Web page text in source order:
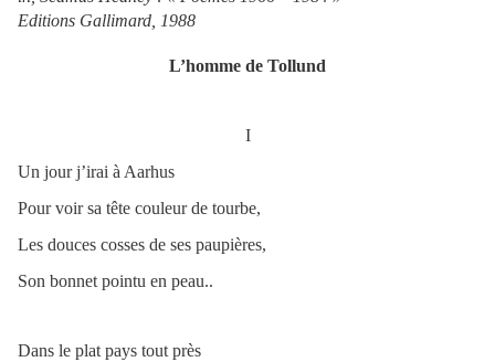
Editions Gallimard, 1988
L’homme de Tollund
I
Un jour j’irai à Aarhus
Pour voir sa tête couleur de tourbe,
Les douces cosses de ses paupières,
Son bonnet pointu en peau..
Dans le plat pays tout près